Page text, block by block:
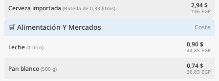
Cerveza importada (Botella de 0,33 litros) 2,94 $
146 EGP
🛒 Alimentación Y Mercados Coste
Leche (1 litro) 0,90 $
44,85 EGP
Pan blanco (500 g) 0,74 $
36,83 EGP